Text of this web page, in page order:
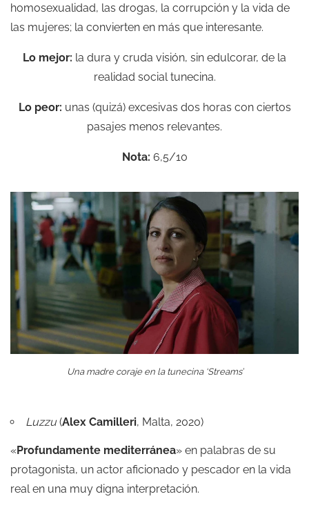
homosexualidad, las drogas, la corrupción y la vida de
las mujeres; la convierten en más que interesante.
Lo mejor: la dura y cruda visión, sin edulcorar, de la
realidad social tunecina.
Lo peor: unas (quizá) excesivas dos horas con ciertos
pasajes menos relevantes.
Nota: 6,5/10
Una madre coraje en la tunecina ‘Streams’
Luzzu(Alex Camilleri, Malta, 2020)
«Profundamente mediterránea» en palabras de su
protagonista, un actor aficionado y pescador en la vida
real en una muy digna interpretación.